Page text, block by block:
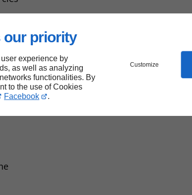
our priority
experience by
as well as analyzing
functionalities. By
to the use of Cookies
Facebook .
Customize